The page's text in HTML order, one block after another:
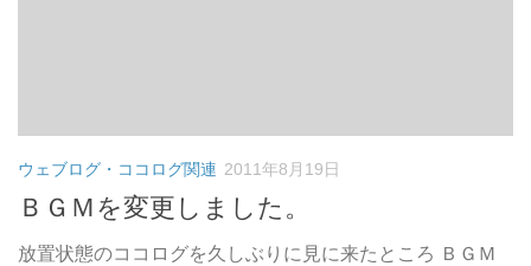
ウェブログ・ココログ関連 2011年8月19日
ＢＧＭを変更しました。
放置状態のココログを久しぶりに見に来たところ ＢＧＭ